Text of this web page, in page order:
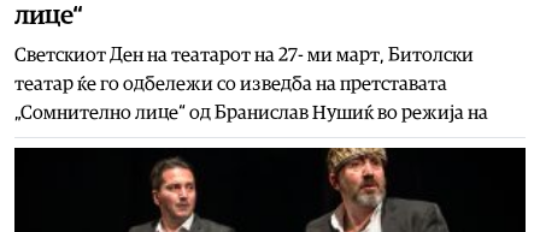
лице“
Светскиот Ден на театарот на 27- ми март, Битолски
театар ќе го одбележи со изведба на претставата
„Сомнително лице“ од Бранислав Нушиќ во режија на